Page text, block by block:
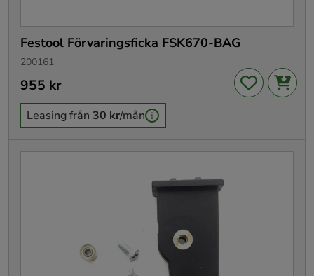
Festool Förvaringsficka FSK670-BAG
200161
Pris: 955 kr
955 kr
Leasing från 30 kr/mån